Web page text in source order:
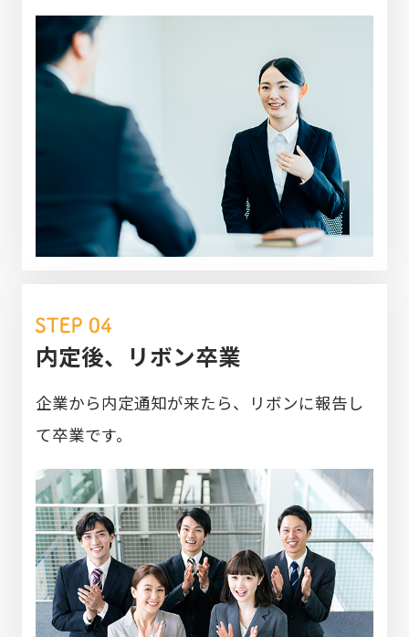
内定後、リボン卒業
企業から内定通知が来たら、リボンに報告し
て卒業です。